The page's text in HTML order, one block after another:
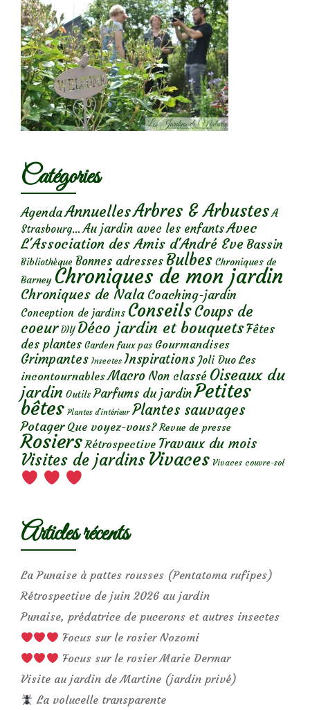
Catégories
AgendaAnnuellesArbres & Arbustes A
Strasbourg... Au jardin avec les enfantsAvec
L'Association des Amis d'André Eve Bassin
Bibliothèque Bonnes adresses Bulbes Chroniques de
Barney Chroniques de mon jardin
Chroniques de Nala Coaching-jardin
Conception de jardins ConseilsCoups de
coeur DIY Déco jardin et bouquetsFêtes
des plantes Garden faux pas Gourmandises
Grimpantes Insectes Inspirations Joli Duo Les
incontournables Macro Non classé Oiseaux du
jardin Outils Parfums du jardinPetites
bêtes Plantes d’intérieur Plantes sauvages
Potager Que voyez-vous? Revue de presse
Rosiers Rétrospective Travaux du mois
Visites de jardins Vivaces Vivaces couvre-sol
Articles récents
La Punaise à pattes rousses (Pentatoma rufipes)
Rétrospective de juin 2026 au jardin
Punaise, prédatrice de pucerons et autres insectes
Focus sur le rosier Nozomi
Focus sur le rosier Marie Dermar
Visite au jardin de Martine (jardin privé)
La volucelle transparente